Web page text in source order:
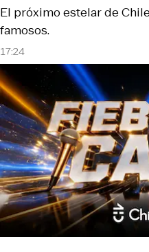
17:24
El próximo estelar de
famosos.